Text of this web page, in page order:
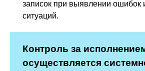
записок при выявлении ошибок
ситуаций.
Контроль за
осуществляется